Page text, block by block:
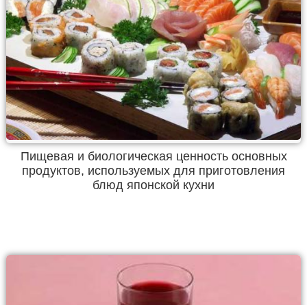
Пищевая и биологическая ценность основных
продуктов, используемых для приготовления
блюд японской кухни